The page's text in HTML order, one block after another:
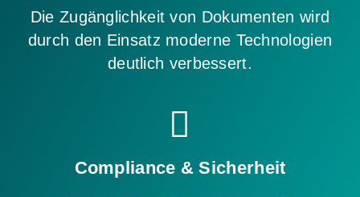
Die Zugänglichkeit von Dokumenten wird
durch den Einsatz moderne Technologien
deutlich verbessert.
Compliance & Sicherheit